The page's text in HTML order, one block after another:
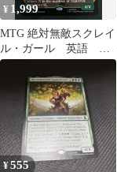
¥ 1,999
MTG 絶対無敵スクレイ
ル・ガール 英語 ボ
ーダーレス
¥555